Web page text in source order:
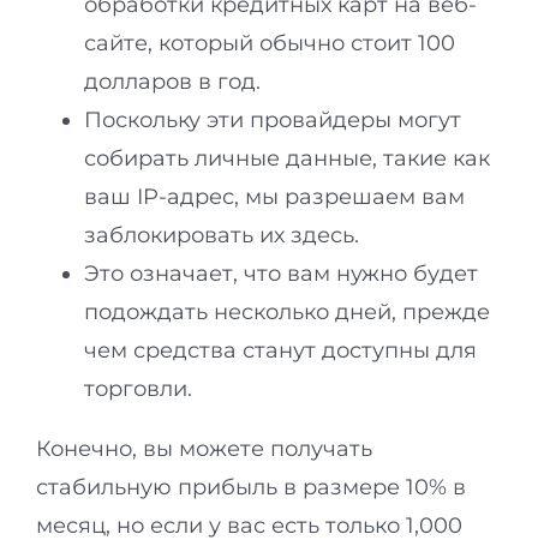
сайте, который обычно стоит 100
долларов в год.
Поскольку эти провайдеры могут
собирать личные данные, такие как
ваш IP-адрес, мы разрешаем вам
заблокировать их здесь.
Это означает, что вам нужно будет
подождать несколько дней, прежде
чем средства станут доступны для
торговли.
Конечно, вы можете получать
стабильную прибыль в размере 10% в
месяц, но если у вас есть только 1,000